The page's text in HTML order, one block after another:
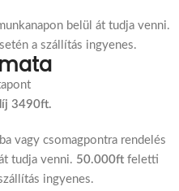
belül át tudja venni.
a szállítás ingyenes.
3490ft.
vagy csomagpontra rendelés
tudja venni. 50.000ftfeletti
ingyenes.